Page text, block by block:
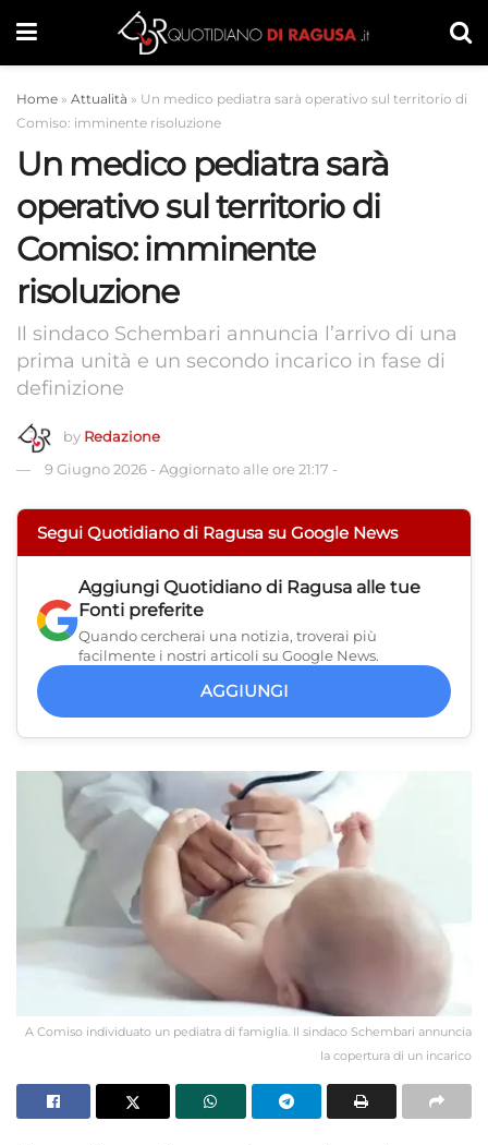
Home » Attualità » Un medico pediatra sarà operativo sul territorio di
Comiso: imminente risoluzione
Un medico pediatra sarà
operativo sul territorio di
Comiso: imminente
risoluzione
Il sindaco Schembari annuncia l’arrivo di una
prima unità e un secondo incarico in fase di
definizione
by Redazione
9 Giugno 2026 - Aggiornato alle ore 21:17 -
Segui Quotidiano di Ragusa su Google News
Aggiungi Quotidiano di Ragusa alle tue
Fonti preferite
Quando cercherai una notizia, troverai più
facilmente i nostri articoli su Google News.
AGGIUNGI
A Comiso individuato un pediatra di famiglia. Il sindaco Schembari annuncia
la copertura di un incarico